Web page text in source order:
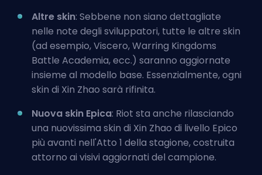
Altre skin: Sebbene non siano dettagliate
nelle note degli sviluppatori, tutte le altre skin
(ad esempio, Viscero, Warring Kingdoms
Battle Academia, ecc.) saranno aggiornate
insieme al modello base. Essenzialmente, ogni
skin di Xin Zhao sarà rifinita.
Nuova skin Epica: Riot sta anche rilasciando
una nuovissima skin di Xin Zhao di livello Epico
più avanti nell'Atto 1 della stagione, costruita
attorno ai visivi aggiornati del campione.